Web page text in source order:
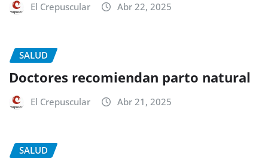
El Crepuscular Abr 22, 2025
SALUD
Doctores recomiendan parto natural
El Crepuscular Abr 21, 2025
SALUD